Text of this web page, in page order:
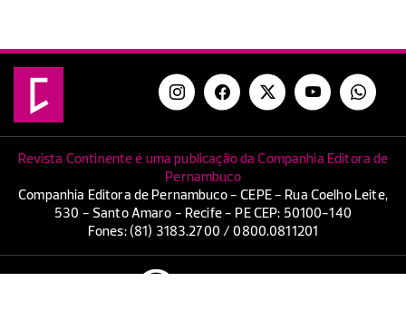
Revista Continente é uma publicação da Companhia Editora de
Pernambuco
Companhia Editora de Pernambuco - CEPE - Rua Coelho Leite,
530 - Santo Amaro - Recife - PE CEP: 50100-140
Fones: (81) 3183.2700 / 0800.0811201